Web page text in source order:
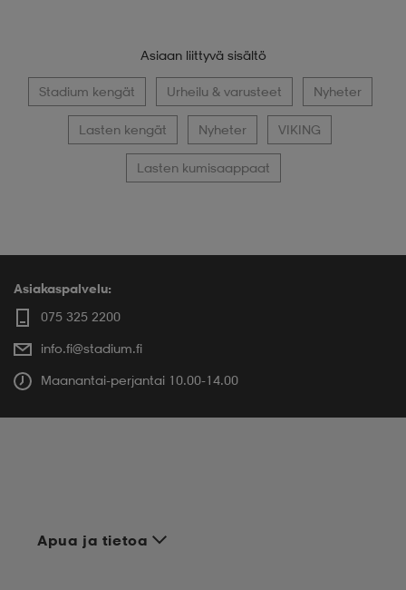
Asiaan liittyvä sisältö
Stadium kengät Urheilu & varusteet Nyheter
Lasten kengät Nyheter VIKING
Lasten kumisaappaat
Asiakaspalvelu:
075 325 2200
info.fi@stadium.fi
Maanantai-perjantai 10.00-14.00
Apua ja tietoa